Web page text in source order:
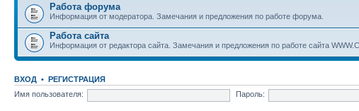
Работа форума
Информация от модератора. Замечания и предложения по работе форума.
Работа сайта
Информация от редактора сайта. Замечания и предложения по работе сайта
ВХОД • РЕГИСТРАЦИЯ
Имя пользователя:
Пароль: